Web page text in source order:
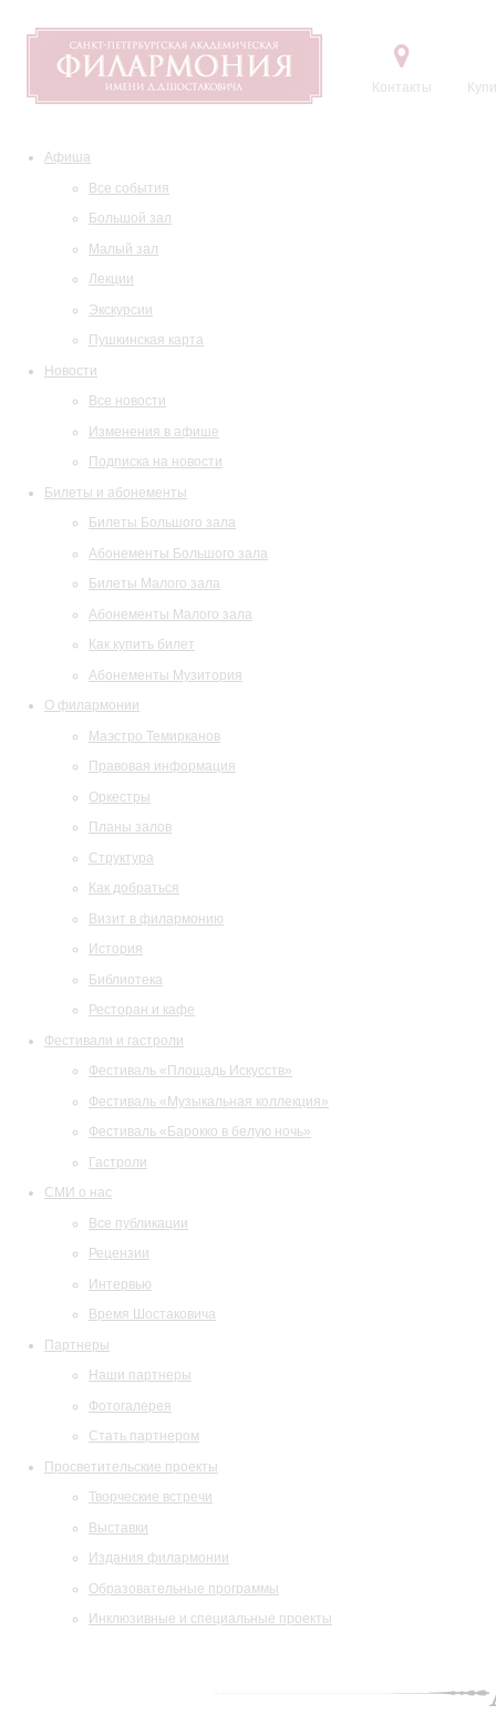
Контакты
Афиша
Все события
Большой зал
Малый зал
Лекции
Экскурсии
Пушкинская карта
Новости
Все новости
Изменения в афише
Подписка на новости
Билеты и абонементы
Билеты Большого зала
Абонементы Большого зала
Билеты Малого зала
Абонементы Малого зала
Как купить билет
Абонементы Музитория
О филармонии
Маэстро Темирканов
Правовая информация
Оркестры
Планы залов
Структура
Как добраться
Визит в филармонию
История
Библиотека
Ресторан и кафе
Фестивали и гастроли
Фестиваль «Площадь Искусств»
Фестиваль «Музыкальная коллекция»
Фестиваль «Барокко в белую ночь»
Гастроли
СМИ о нас
Все публикации
Рецензии
Интервью
Время Шостаковича
Партнеры
Наши партнеры
Фотогалерея
Стать партнером
Просветительские проекты
Творческие встречи
Выставки
Издания филармонии
Образовательные программы
Инклюзивные и специальные проекты